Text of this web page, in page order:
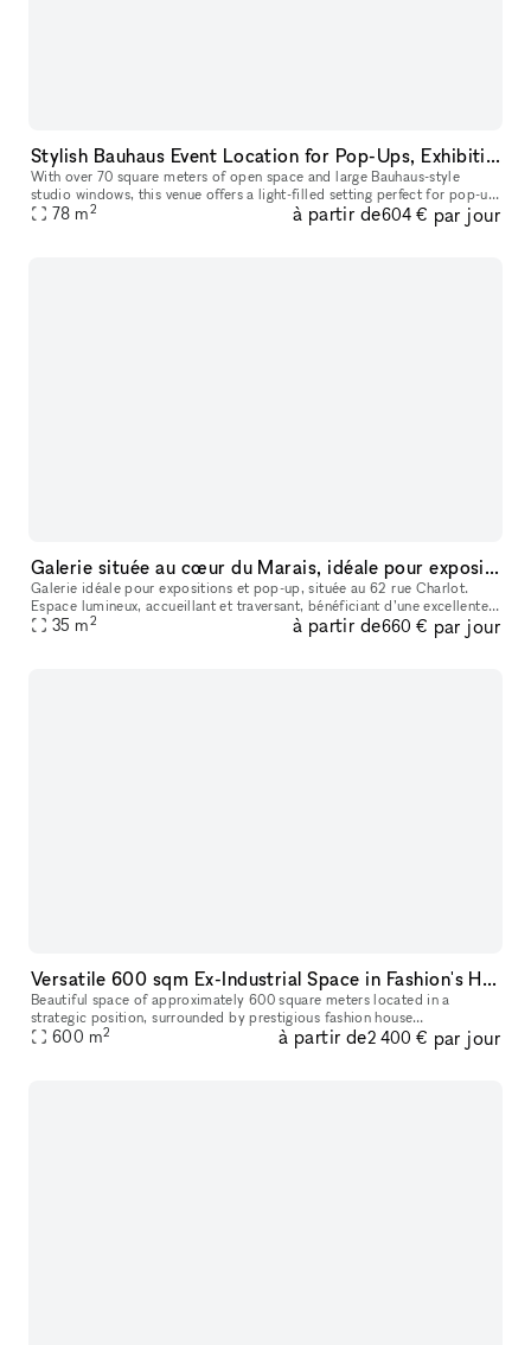
Stylish Bauhaus Event Location for Pop-Ups, Exhibitions, and Networking Events
With over 70 square meters of open space and large Bauhaus-style
studio windows, this venue offers a light-filled setting perfect for pop-up
stores, showrooms, exhibitions, and networking events. Onc
78 m2 à partir de604 € par jour
Galerie située au cœur du Marais, idéale pour expositions, pop-up et événements culturels.
Galerie idéale pour expositions et pop-up, située au 62 rue Charlot.
Espace lumineux, accueillant et traversant, bénéficiant d’une excellente
visibilité dans une rue animée, entourée de nombreuses au
35 m2 à partir de660 € par jour
Versatile 600 sqm Ex-Industrial Space in Fashion's Heart
Beautiful space of approximately 600 square meters located in a
strategic position, surrounded by prestigious fashion house
headquarters. The ex-industrial environment offers a unique style,
600 m2 à partir de2 400 € par jour